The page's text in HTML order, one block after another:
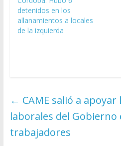
detenidos en los
allanamientos a locales
de la izquierda
← CAME salió a
laborales del
trabajadores